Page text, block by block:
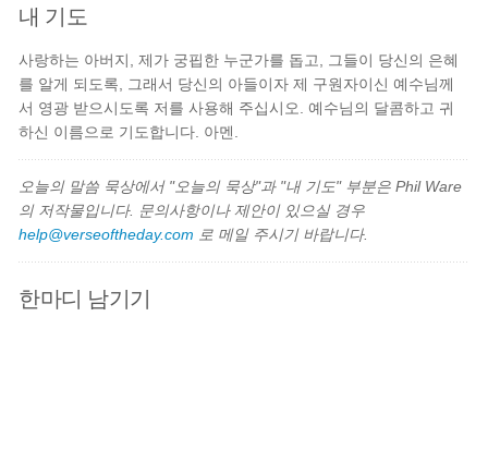
내 기도
사랑하는 아버지, 제가 궁핍한 누군가를 돕고, 그들이 당신의 은혜
를 알게 되도록, 그래서 당신의 아들이자 제 구원자이신 예수님께
서 영광 받으시도록 저를 사용해 주십시오. 예수님의 달콤하고 귀
하신 이름으로 기도합니다. 아멘.
오늘의 말씀 묵상에서 "오늘의 묵상"과 "내 기도" 부분은 Phil Ware
의 저작물입니다. 문의사항이나 제안이 있으실 경우
help@verseoftheday.com 로 메일 주시기 바랍니다.
한마디 남기기